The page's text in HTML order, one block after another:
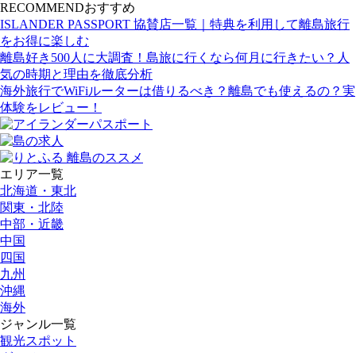
RECOMMENDおすすめ
ISLANDER PASSPORT 協賛店一覧｜特典を利用して離島旅行
をお得に楽しむ
離島好き500人に大調査！島旅に行くなら何月に行きたい？人
気の時期と理由を徹底分析
海外旅行でWiFiルーターは借りるべき？離島でも使えるの？実
体験をレビュー！
エリア一覧
北海道・東北
関東・北陸
中部・近畿
中国
四国
九州
沖縄
海外
ジャンル一覧
観光スポット